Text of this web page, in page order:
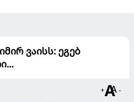
ვაისს: ეგებ
+ -